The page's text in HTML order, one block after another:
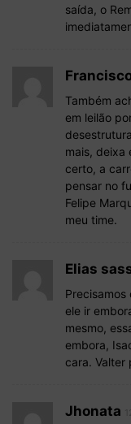
saída, o
Também
em leilão
mais, deixa
certo, a
pensar no
Felipe
meu time.
Elias
ele ir
mesmo,
embora,
cara. Valter
Jhonata